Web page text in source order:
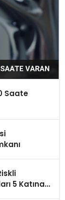
Saate
5 Katına